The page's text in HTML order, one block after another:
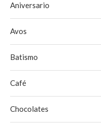
Aniversario
Avos
Batismo
Café
Chocolates